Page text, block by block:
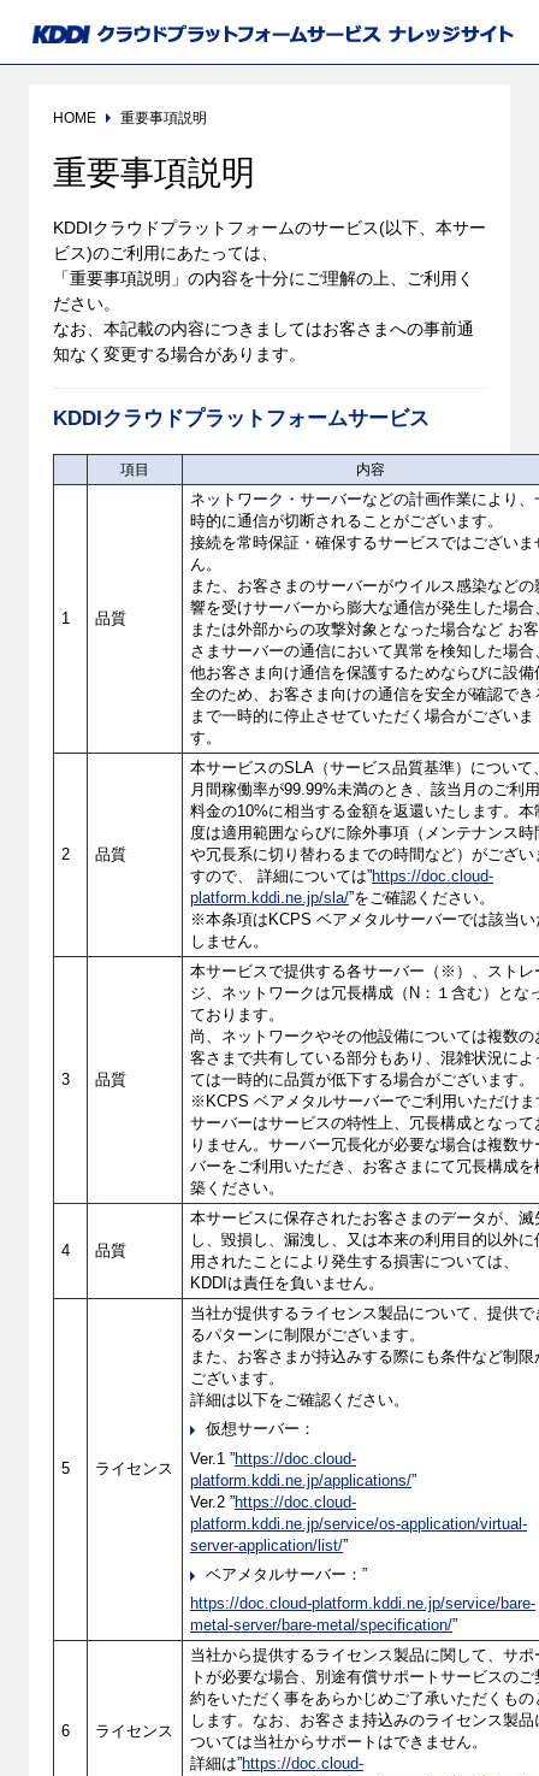
HOME 重要事項説明
重要事項説明
KDDIクラウドプラットフォームのサービス(以下、本サー
ビス)のご利用にあたっては、
「重要事項説明」の内容を十分にご理解の上、ご利用く
ださい。
なお、本記載の内容につきましてはお客さまへの事前通
知なく変更する場合があります。
KDDIクラウドプラットフォームサービス
項目 内容
1 品質
ネットワーク・サーバーなどの計画作業により、
時的に通信が切断されることがございます。
接続を常時保証・確保するサービスではございま
ん。
また、お客さまのサーバーがウイルス感染などの
響を受けサーバーから膨大な通信が発生した場合
または外部からの攻撃対象となった場合など お客
さまサーバーの通信において異常を検知した場合
他お客さま向け通信を保護するためならびに設備
全のため、お客さま向けの通信を安全が確認でき
まで一時的に停止させていただく場合がございま
す。
2 品質
本サービスのSLA（サービス品質基準）について
月間稼働率が99.99%未満のとき、該当月のご利
料金の10%に相当する金額を返還いたします。本
度は適用範囲ならびに除外事項（メンテナンス時
や冗長系に切り替わるまでの時間など）がござい
すので、 詳細については”https://doc.cloud-
platform.kddi.ne.jp/sla/”をご確認ください。
※本条項はKCPS ベアメタルサーバーでは該当い
しません。
3 品質
本サービスで提供する各サーバー（※）、ストレ
ジ、ネットワークは冗長構成（N：１含む）とな
ております。
尚、ネットワークやその他設備については複数の
客さまで共有している部分もあり、混雑状況によ
ては一時的に品質が低下する場合がございます。
※KCPS ベアメタルサーバーでご利用いただけま
サーバーはサービスの特性上、冗長構成となって
りません。サーバー冗長化が必要な場合は複数サ
バーをご利用いただき、お客さまにて冗長構成を
築ください。
4 品質
本サービスに保存されたお客さまのデータが、滅
し、毀損し、漏洩し、又は本来の利用目的以外に
用されたことにより発生する損害については、
KDDIは責任を負いません。
5 ライセンス
当社が提供するライセンス製品について、提供で
るパターンに制限がございます。
また、お客さまが持込みする際にも条件など制限
ございます。
詳細は以下をご確認ください。
仮想サーバー：
Ver.1 ”https://doc.cloud-
platform.kddi.ne.jp/applications/”
Ver.2 ”https://doc.cloud-
platform.kddi.ne.jp/service/os-application/virtual-
server-application/list/”
ベアメタルサーバー：”
https://doc.cloud-platform.kddi.ne.jp/service/bare-
metal-server/bare-metal/specification/”
6 ライセンス
当社から提供するライセンス製品に関して、サポ
トが必要な場合、別途有償サポートサービスのご
約をいただく事をあらかじめご了承いただくもの
します。なお、お客さま持込みのライセンス製品
ついては当社からサポートはできません。
詳細は”https://doc.cloud-